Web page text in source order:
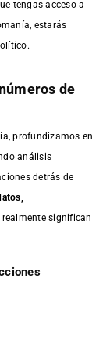
tengas acceso a
estarás
de
profundizamos en
análisis
detrás de
significan